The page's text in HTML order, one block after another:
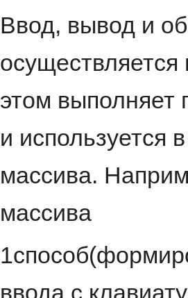
Ввод, вывод и
этом выполняет
и используется
массива.
массива